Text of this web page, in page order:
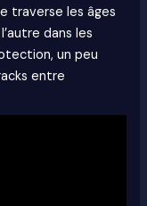
traverse les âges
dans les
un peu
entre